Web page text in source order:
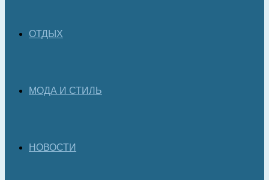
ОТДЫХ
МОДА И СТИЛЬ
НОВОСТИ